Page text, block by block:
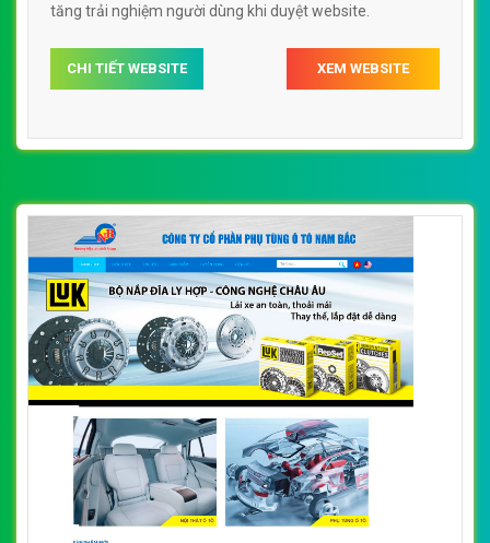
tăng trải nghiệm người dùng khi duyệt website.
CHI TIẾT WEBSITE XEM WEBSITE